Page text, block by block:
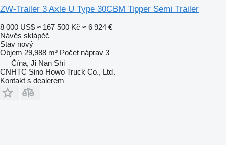
ZW-Trailer 3 Axle U Type 30CBM Tipper Semi Trailer
8 000 US$ ≈ 167 500 Kč ≈ 6 924 €
Návěs sklápěč
Stav nový
Objem 29,988 m³ Počet náprav 3
Čína, Ji Nan Shi
CNHTC Sino Howo Truck Co., Ltd.
Kontakt s dealerem